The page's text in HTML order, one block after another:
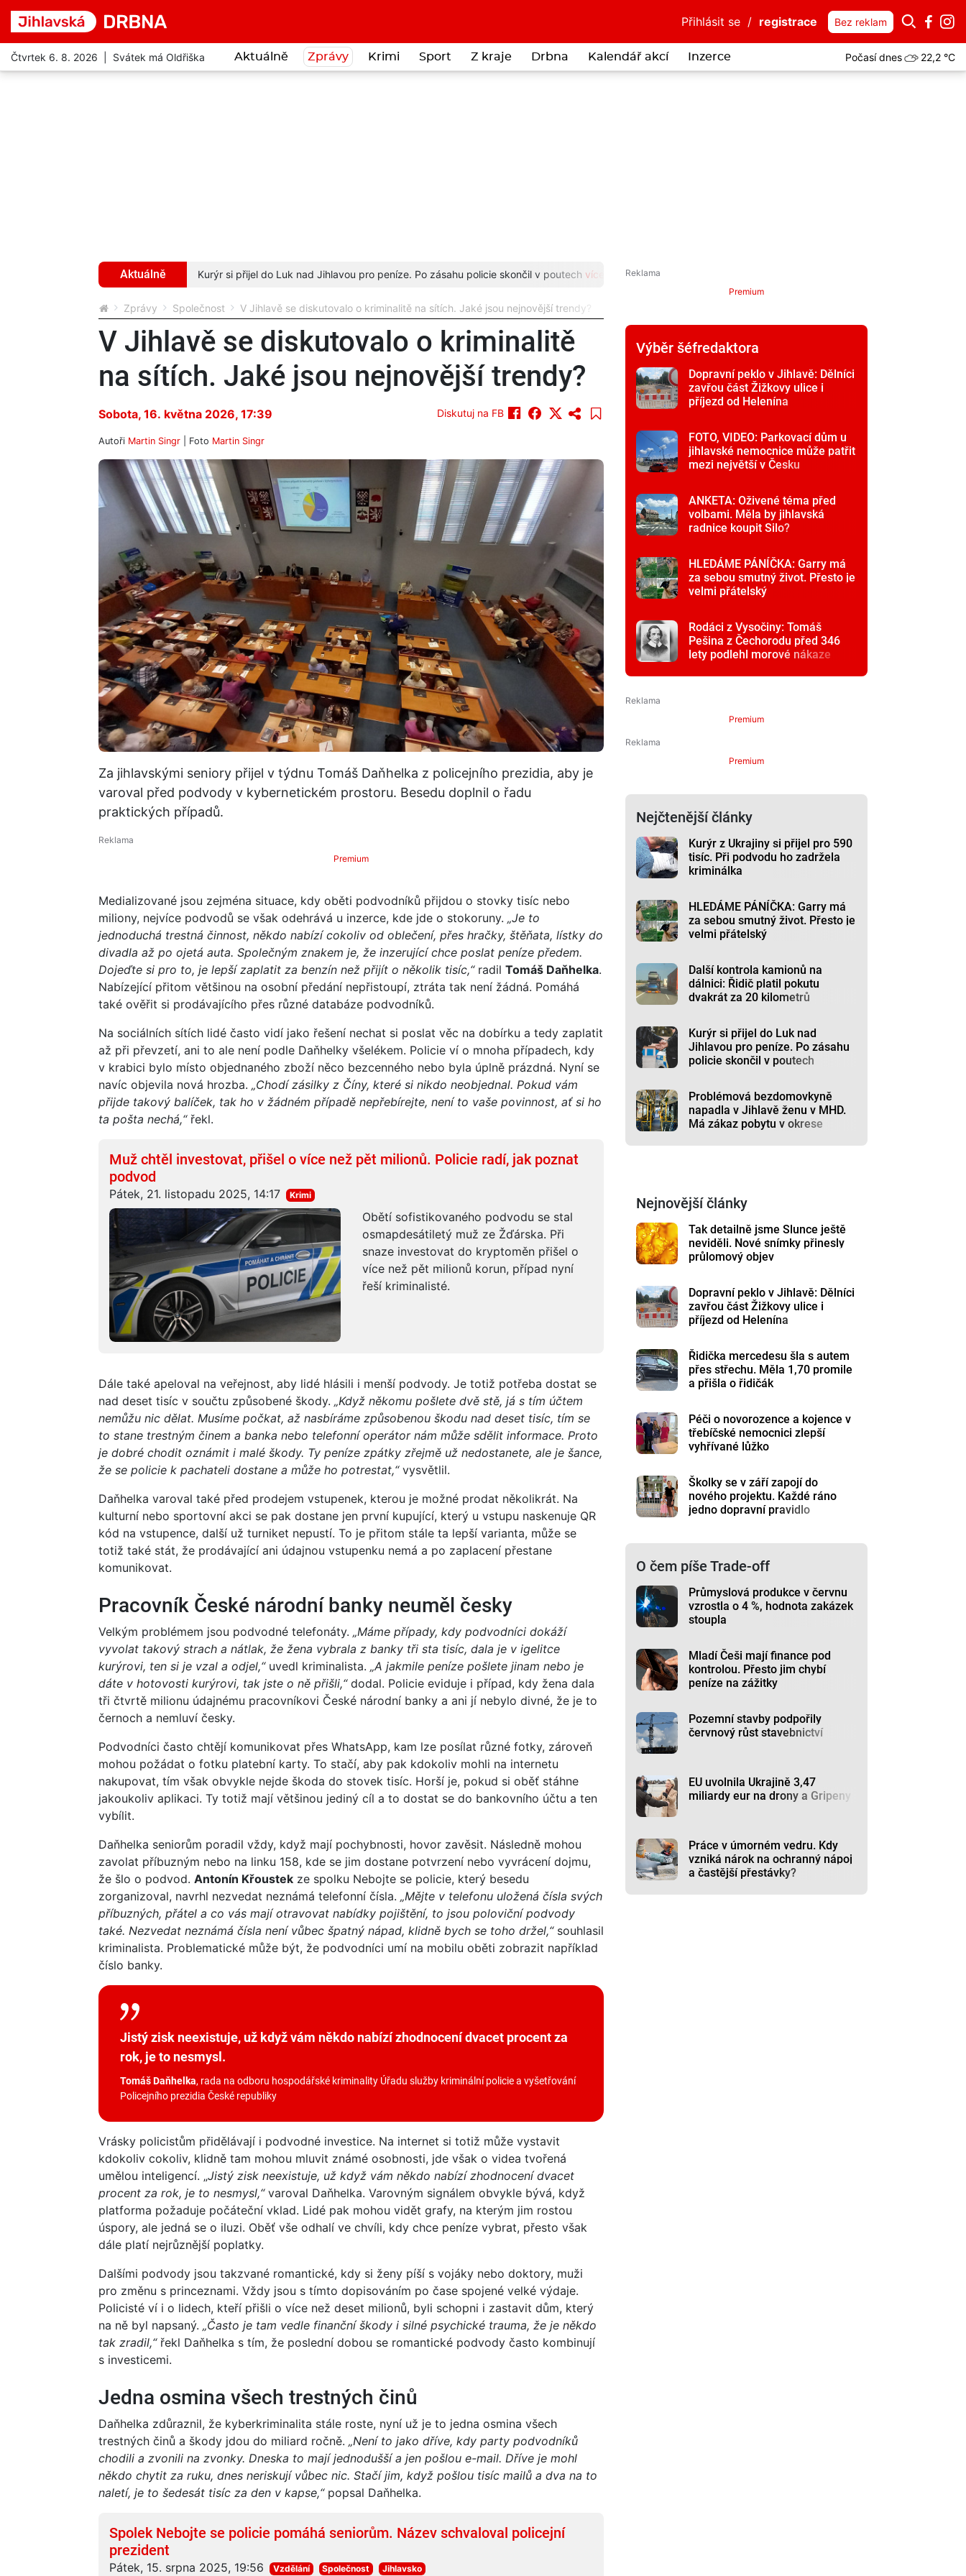
Přihlásit se / registrace Bez reklam
Čtvrtek 6. 8. 2026 | Svátek má Oldřiška Aktuálně Zprávy Krimi Sport Z kraje Drbna Kalendář akcí Inzerce Počasí dnes 22,2 °C
Aktuálně
dvakrát za 20 kilometrůvíce... Kurýr si přijel do Luk nad Jihlavou pro peníze. Po zásahu policie skončil v poutech více... Starosta Polné uvěřil, že dříve investoval do bitcoinů. Stal se obětí
Zprávy Společnost V Jihlavě se diskutovalo o kriminalitě na sítích. Jaké jsou nejnovější trendy?
V Jihlavě se diskutovalo o kriminalitě
na sítích. Jaké jsou nejnovější trendy?
Sobota, 16. května 2026, 17:39 Diskutuj na FB
Autoři Martin Singr | Foto Martin Singr
Za jihlavskými seniory přijel v týdnu Tomáš Daňhelka z policejního prezidia, aby je
varoval před podvody v kybernetickém prostoru. Besedu doplnil o řadu
praktických případů.
Premium
Medializované jsou zejména situace, kdy oběti podvodníků přijdou o stovky tisíc nebo
miliony, nejvíce podvodů se však odehrává u inzerce, kde jde o stokoruny. „Je to
jednoduchá trestná činnost, někdo nabízí cokoliv od oblečení, přes hračky, štěňata, lístky do
divadla až po ojetá auta. Společným znakem je, že inzerující chce poslat peníze předem.
Dojeďte si pro to, je lepší zaplatit za benzín než přijít o několik tisíc,“radil Tomáš Daňhelka.
Nabízející přitom většinou na osobní předání nepřistoupí, ztráta tak není žádná. Pomáhá
také ověřit si prodávajícího přes různé databáze podvodníků.
Na sociálních sítích lidé často vidí jako řešení nechat si poslat věc na dobírku a tedy zaplatit
až při převzetí, ani to ale není podle Daňhelky všelékem. Policie ví o mnoha případech, kdy
v krabici bylo místo objednaného zboží něco bezcenného nebo byla úplně prázdná. Nyní se
navíc objevila nová hrozba. „Chodí zásilky z Číny, které si nikdo neobjednal. Pokud vám
přijde takový balíček, tak ho v žádném případě nepřebírejte, není to vaše povinnost, ať si ho
ta pošta nechá,“řekl.
Muž chtěl investovat, přišel o více než pět milionů. Policie radí, jak poznat
podvod
Pátek, 21. listopadu 2025, 14:17 Krimi
Obětí sofistikovaného podvodu se stal
osmapdesátiletý muž ze Žďárska. Při
snaze investovat do kryptoměn přišel o
více než pět milionů korun, případ nyní
řeší kriminalisté.
Dále také apeloval na veřejnost, aby lidé hlásili i menší podvody. Je totiž potřeba dostat se
nad deset tisíc v součtu způsobené škody. „Když někomu pošlete dvě stě, já s tím účtem
nemůžu nic dělat. Musíme počkat, až nasbíráme způsobenou škodu nad deset tisíc, tím se
to stane trestným činem a banka nebo telefonní operátor nám může sdělit informace. Proto
je dobré chodit oznámit i malé škody. Ty peníze zpátky zřejmě už nedostanete, ale je šance,
že se policie k pachateli dostane a může ho potrestat,“vysvětlil.
Daňhelka varoval také před prodejem vstupenek, kterou je možné prodat několikrát. Na
kulturní nebo sportovní akci se pak dostane jen první kupující, který u vstupu naskenuje QR
kód na vstupence, další už turniket nepustí. To je přitom stále ta lepší varianta, může se
totiž také stát, že prodávající ani údajnou vstupenku nemá a po zaplacení přestane
komunikovat.
Pracovník České národní banky neuměl česky
Velkým problémem jsou podvodné telefonáty. „Máme případy, kdy podvodníci dokáží
vyvolat takový strach a nátlak, že žena vybrala z banky tři sta tisíc, dala je v igelitce
kurýrovi, ten si je vzal a odjel,“uvedl kriminalista. „A jakmile peníze pošlete jinam nebo je
dáte v hotovosti kurýrovi, tak jste o ně přišli,“dodal. Policie eviduje i případ, kdy žena dala
tři čtvrtě milionu údajnému pracovníkovi České národní banky a ani jí nebylo divné, že je to
černoch a nemluví česky.
Podvodníci často chtějí komunikovat přes WhatsApp, kam lze posílat různé fotky, zároveň
mohou požádat o fotku platební karty. To stačí, aby pak kdokoliv mohli na internetu
nakupovat, tím však obvykle nejde škoda do stovek tisíc. Horší je, pokud si oběť stáhne
jakoukoliv aplikaci. Ty totiž mají většinou jediný cíl a to dostat se do bankovního účtu a ten
vybílit.
Daňhelka seniorům poradil vždy, když mají pochybnosti, hovor zavěsit. Následně mohou
zavolat příbuzným nebo na linku 158, kde se jim dostane potvrzení nebo vyvrácení dojmu,
že šlo o podvod. Antonín Křoustek ze spolku Nebojte se policie, který besedu
zorganizoval, navrhl nezvedat neznámá telefonní čísla. „Mějte v telefonu uložená čísla svých
příbuzných, přátel a co vás mají otravovat nabídky pojištění, to jsou poloviční podvody
také. Nezvedat neznámá čísla není vůbec špatný nápad, klidně bych se toho držel,“souhlasil
kriminalista. Problematické může být, že podvodníci umí na mobilu oběti zobrazit například
číslo banky.
Jistý zisk neexistuje, už když vám někdo nabízí zhodnocení dvacet procent za
rok, je to nesmysl.
Tomáš Daňhelka, rada na odboru hospodářské kriminality Úřadu služby kriminální policie a vyšetřování
Policejního prezidia České republiky
Vrásky policistům přidělávají i podvodné investice. Na internet si totiž může vystavit
kdokoliv cokoliv, klidně tam mohou mluvit známé osobnosti, jde však o videa tvořená
umělou inteligencí. „Jistý zisk neexistuje, už když vám někdo nabízí zhodnocení dvacet
procent za rok, je to nesmysl,“varoval Daňhelka. Varovným signálem obvykle bývá, když
platforma požaduje počáteční vklad. Lidé pak mohou vidět grafy, na kterým jim rostou
úspory, ale jedná se o iluzi. Oběť vše odhalí ve chvíli, kdy chce peníze vybrat, přesto však
dále platí nejrůznější poplatky.
Dalšími podvody jsou takzvané romantické, kdy si ženy píší s vojáky nebo doktory, muži
pro změnu s princeznami. Vždy jsou s tímto dopisováním po čase spojené velké výdaje.
Policisté ví i o lidech, kteří přišli o více než deset milionů, byli schopni i zastavit dům, který
na ně byl napsaný. „Často je tam vedle finanční škody i silné psychické trauma, že je někdo
tak zradil,“řekl Daňhelka s tím, že poslední dobou se romantické podvody často kombinují
s investicemi.
Jedna osmina všech trestných činů
Daňhelka zdůraznil, že kyberkriminalita stále roste, nyní už je to jedna osmina všech
trestných činů a škody jdou do miliard ročně. „Není to jako dříve, kdy party podvodníků
chodili a zvonili na zvonky. Dneska to mají jednodušší a jen pošlou e-mail. Dříve je mohl
někdo chytit za ruku, dnes neriskují vůbec nic. Stačí jim, když pošlou tisíc mailů a dva na to
naletí, je to šedesát tisíc za den v kapse,“popsal Daňhelka.
Spolek Nebojte se policie pomáhá seniorům. Název schvaloval policejní
prezident
Pátek, 15. srpna 2025, 19:56 Vzdělání Společnost Jihlavsko
Premium
Výběr šéfredaktora
Dopravní peklo v Jihlavě: Dělníci
zavřou část Žižkovy ulice i
příjezd od Helenína
FOTO, VIDEO: Parkovací dům u
jihlavské nemocnice může patřit
mezi největší v Česku
ANKETA: Oživené téma před
volbami. Měla by jihlavská
radnice koupit Silo?
HLEDÁME PÁNÍČKA: Garry má
za sebou smutný život. Přesto je
velmi přátelský
Rodáci z Vysočiny: Tomáš
Pešina z Čechorodu před 346
lety podlehl morové nákaze
Premium
Premium
Nejčtenější články
Kurýr z Ukrajiny si přijel pro 590
tisíc. Při podvodu ho zadržela
kriminálka
HLEDÁME PÁNÍČKA: Garry má
za sebou smutný život. Přesto je
velmi přátelský
Další kontrola kamionů na
dálnici: Řidič platil pokutu
dvakrát za 20 kilometrů
Kurýr si přijel do Luk nad
Jihlavou pro peníze. Po zásahu
policie skončil v poutech
Problémová bezdomovkyně
napadla v Jihlavě ženu v MHD.
Má zákaz pobytu v okrese
Nejnovější články
Tak detailně jsme Slunce ještě
neviděli. Nové snímky přinesly
průlomový objev
Dopravní peklo v Jihlavě: Dělníci
zavřou část Žižkovy ulice i
příjezd od Helenína
Řidička mercedesu šla s autem
přes střechu. Měla 1,70 promile
a přišla o řidičák
Péči o novorozence a kojence v
třebíčské nemocnici zlepší
vyhřívané lůžko
Školky se v září zapojí do
nového projektu. Každé ráno
jedno dopravní pravidlo
O čem píše Trade-off
Průmyslová produkce v červnu
vzrostla o 4 %, hodnota zakázek
stoupla
Mladí Češi mají finance pod
kontrolou. Přesto jim chybí
peníze na zážitky
Pozemní stavby podpořily
červnový růst stavebnictví
EU uvolnila Ukrajině 3,47
miliardy eur na drony a Gripeny
Práce v úmorném vedru. Kdy
vzniká nárok na ochranný nápoj
a častější přestávky?